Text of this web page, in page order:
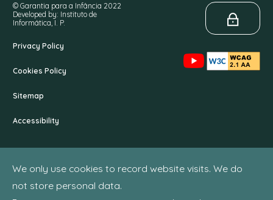
We only use cookies to record website visits. We do
not store personal data.
© Garantia para a Infância 2022
Developed by: Instituto de
Informática, I. P.
Privacy Policy
Cookies Policy
Sitemap
Accessibility